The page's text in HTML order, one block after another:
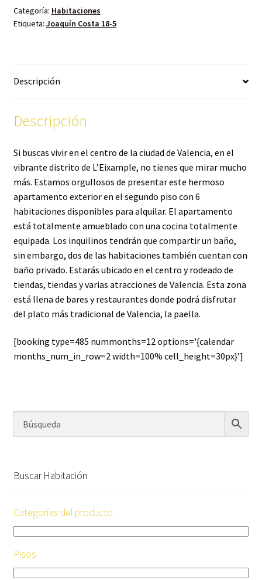
Categoría: Habitaciones
Etiqueta: Joaquín Costa 18-5
Descripción
Descripción
Si buscas vivir en el centro de la ciudad de Valencia, en el
vibrante distrito de L’Eixample, no tienes que mirar mucho
más. Estamos orgullosos de presentar este hermoso
apartamento exterior en el segundo piso con 6
habitaciones disponibles para alquilar. El apartamento
está totalmente amueblado con una cocina totalmente
equipada. Los inquilinos tendrán que compartir un baño,
sin embargo, dos de las habitaciones también cuentan con
baño privado. Estarás ubicado en el centro y rodeado de
tiendas, tiendas y varias atracciones de Valencia. Esta zona
está llena de bares y restaurantes donde podrá disfrutar
del plato más tradicional de Valencia, la paella.
[booking type=485 nummonths=12 options='{calendar
months_num_in_row=2 width=100% cell_height=30px}’]
Buscar Habitación
Categorías del producto
Pisos